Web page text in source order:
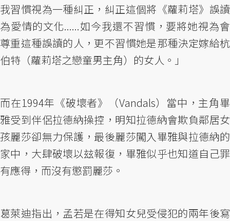
我習慣視為一種糾正，糾正這個將《蘿莉塔》誤讀
為愛情的文化......如今我還不習慣，要將她視為會
尊重這種誤讀的人，更不習慣她是那種決定嫁給杭
伯特（蘿莉塔之戀童男主角）的女人。」
而在1994年《破壞者》（Vandals）當中，主角畢
雅受到伴侶拉德納操控，明知拉德納會欺負鄰居女
孩麗莎卻無力保護，最後麗莎闖入畢雅與拉德納的
家中，大肆破壞以玆報復，畢雅似乎也知道自己罪
有應得，而沒有懲罰麗莎。
葛萊迪指出，孟若是在得知女兒受侵犯的兩年後寫